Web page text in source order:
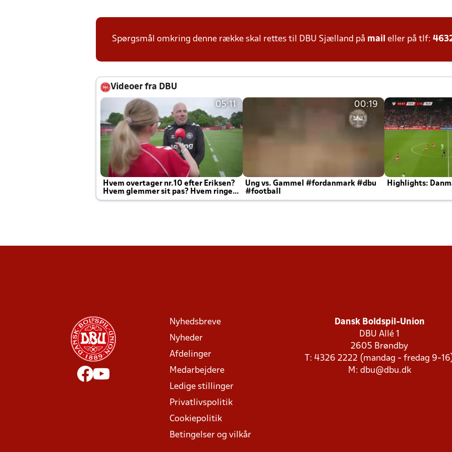
Spørgsmål omkring denne række skal rettes til DBU Sjælland på mail eller på tlf:
Videoer fra DBU
05:11
Hvem overtager nr.10 efter Eriksen?
Hvem glemmer sit pas? Hvem ringer
Joachim altid til efter kampe?
00:19
Ung vs. Gammel #fordanmark #dbu
#football
Highlights:
Nyhedsbreve
Nyheder
Afdelinger
Medarbejdere
Ledige stillinger
Privatlivspolitik
Cookiepolitik
Betingelser og vilkår
Dansk Boldspil-Union
DBU Allé 1
2605 Brøndby
T: 4326 2222 (mandag - fredag 9-
M: dbu@dbu.dk